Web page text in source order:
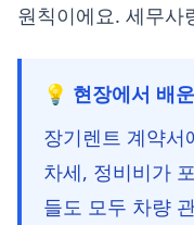
원칙이에요. 세무사
💡 현장에서 배
장기렌트 계약서
차세, 정비비가
들도 모두 차량